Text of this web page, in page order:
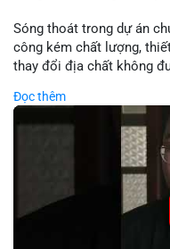
Lời khuyên:
Nhà đầu tư nên theo dõi
để xác định rõ xu hướng.
quan sát khối lượng
đưa ra quyết định hợp lý.
Sóng thoát trong dự án
công kém chất lượng,
thay đổi địa chất không
trước khi nhận nhà.
🎥 Xem video trực tiếp tại:
Nguồn: 5 Phút Crypto
Đọc thêm